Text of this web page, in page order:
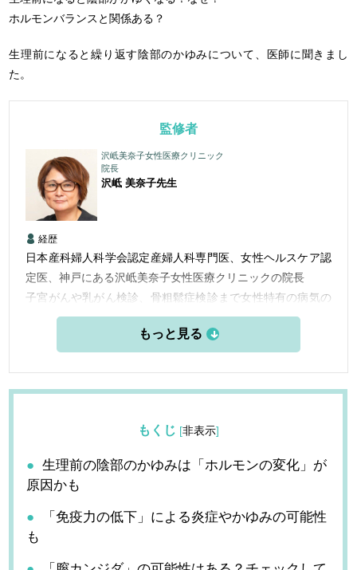
ホルモンバランスと関係ある？
生理前になると繰り返す陰部のかゆみについて、医師に聞きまし
た。
監修者
沢岻美奈子女性医療クリニック
院長
沢岻 美奈子先生
経歴
日本産科婦人科学会認定産婦人科専門医、女性ヘルスケア認
定医、神戸にある沢岻美奈子女性医療クリニックの院長
子宮がんや乳がん検診、骨粗鬆症検診まで女性特有の病気の
早期発見のための検診を行なってい更年期を中心にホルモン
や漢方治療だけでなく、カウンセリングや栄養療法もとりい
女性のヘルスリテラシー向上のために実際の診察室の中での
患者さんとのやりとりなどをインスタグラムで毎週配信中。
もくじ [非表示]
生理前の陰部のかゆみは「ホルモンの変化」が
原因かも
「免疫力の低下」による炎症やかゆみの可能性
も